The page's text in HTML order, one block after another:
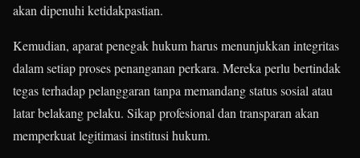
akan dipenuhi ketidakpastian.
Kemudian, aparat penegak hukum harus menunjukkan integritas
dalam setiap proses penanganan perkara. Mereka perlu bertindak
tegas terhadap pelanggaran tanpa memandang status sosial atau
latar belakang pelaku. Sikap profesional dan transparan akan
memperkuat legitimasi institusi hukum.